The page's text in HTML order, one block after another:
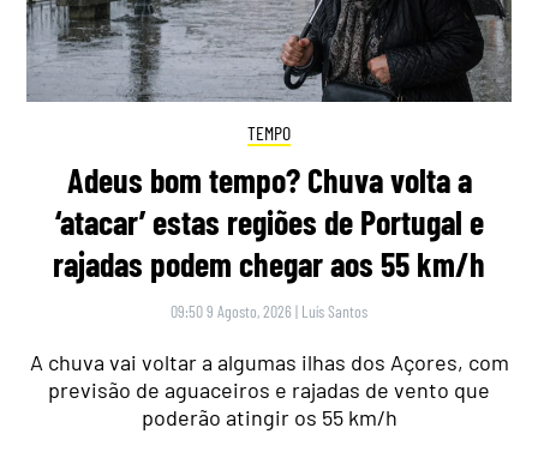
TEMPO
Adeus bom tempo? Chuva volta a
‘atacar’ estas regiões de Portugal e
rajadas podem chegar aos 55 km/h
09:50 9 Agosto, 2026 | Luís Santos
A chuva vai voltar a algumas ilhas dos Açores, com
previsão de aguaceiros e rajadas de vento que
poderão atingir os 55 km/h